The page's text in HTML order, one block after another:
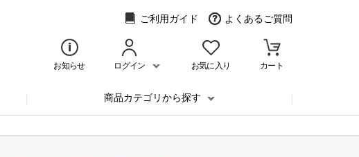
ご利用ガイド よくあるご質問
お知らせ ログイン お気に入り カート
商品カテゴリから探す